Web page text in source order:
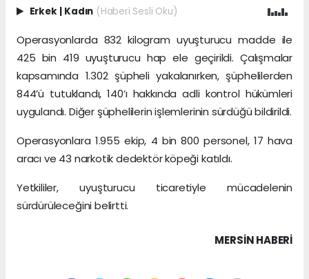
Erkek | Kadın (Haberi Sesli Oku)
Operasyonlarda 832 kilogram uyuşturucu madde ile
425 bin 419 uyuşturucu hap ele geçirildi. Çalışmalar
kapsamında 1.302 şüpheli yakalanırken, şüphelilerden
844’ü tutuklandı, 140’ı hakkında adli kontrol hükümleri
uygulandı. Diğer şüphelilerin işlemlerinin sürdüğü bildirildi.
Operasyonlara 1.955 ekip, 4 bin 800 personel, 17 hava
aracı ve 43 narkotik dedektör köpeği katıldı.
Yetkililer, uyuşturucu ticaretiyle mücadelenin
sürdürüleceğini belirtti.
MERSIN HABERİ